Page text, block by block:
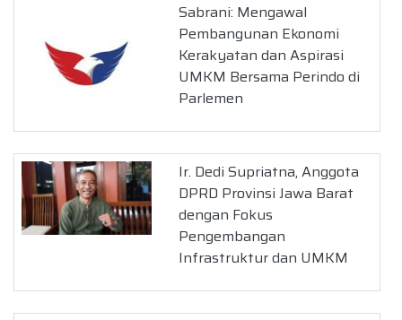
Sabrani: Mengawal
Pembangunan Ekonomi
Kerakyatan dan Aspirasi
UMKM Bersama Perindo di
Parlemen
Ir. Dedi Supriatna, Anggota
DPRD Provinsi Jawa Barat
dengan Fokus
Pengembangan
Infrastruktur dan UMKM